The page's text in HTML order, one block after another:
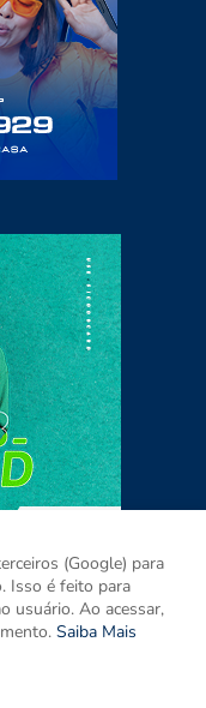
Mídia Kit
(Google) para
Isso é feito para
usuário. Ao acessar,
Saiba Mais